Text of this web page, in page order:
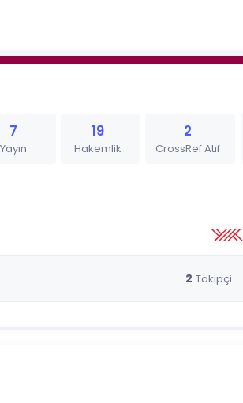
7
Yayın
19
Hakemlik
2
CrossRef Atıf
2 Takipçi